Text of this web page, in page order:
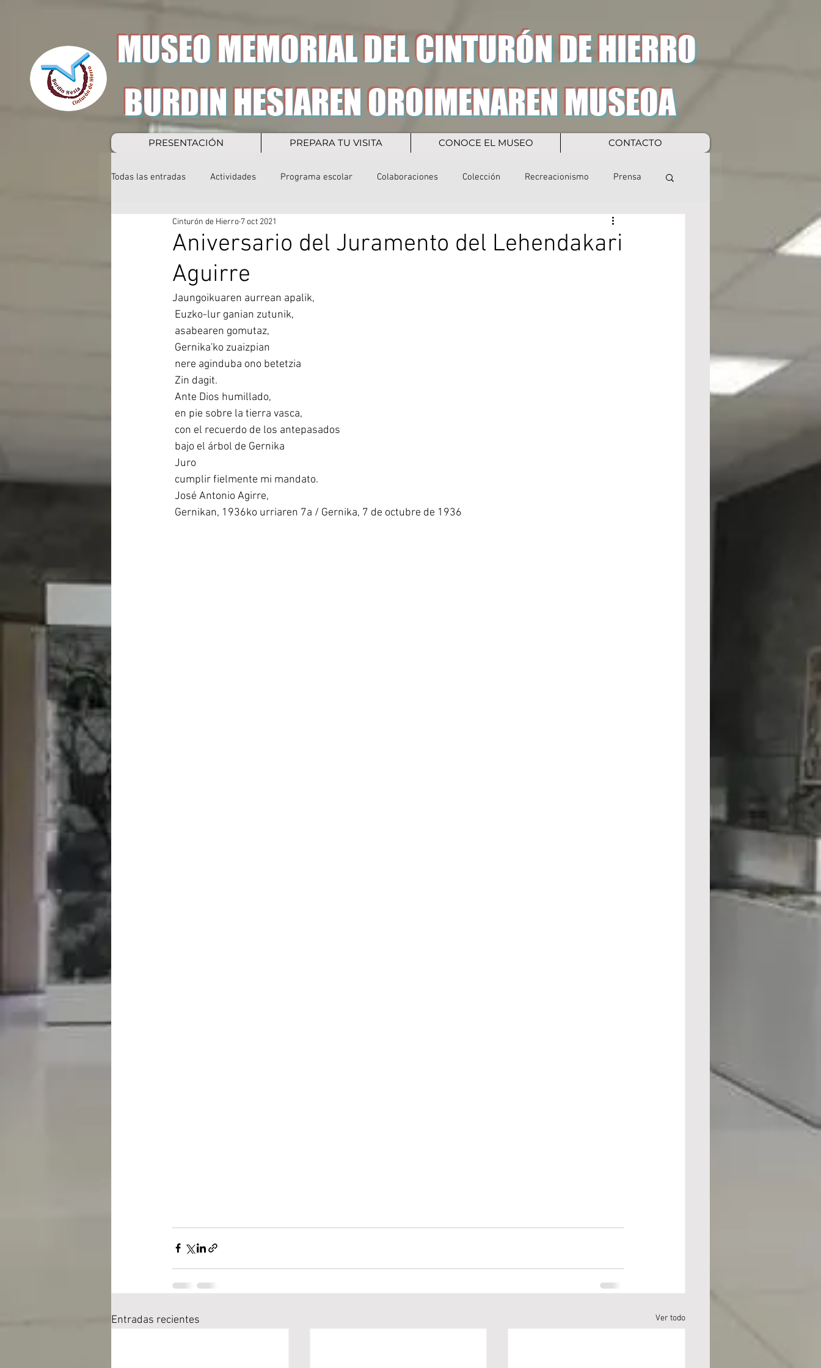
MUSEO MEMORIAL DEL CINTURÓN DE HIERRO
PRESENTACIÓN PREPARA TU VISITA CONOCE EL MUSEO CONTACTO
BURDIN HESIAREN OROIMENAREN MUSEOA
Todas las entradas Actividades Programa escolar Colaboraciones Colección Recreacionismo Prensa
Aniversario del Juramento del Lehendakari
Aguirre
Cinturón de Hierro 7 oct 2021
Jaungoikuaren aurrean apalik,
Euzko-lur ganian zutunik,
asabearen gomutaz,
Gernika'ko zuaizpian
nere aginduba ono betetzia
Zin dagit.
Ante Dios humillado,
en pie sobre la tierra vasca,
con el recuerdo de los antepasados
bajo el árbol de Gernika
Juro
cumplir fielmente mi mandato.
José Antonio Agirre,
Gernikan, 1936ko urriaren 7a / Gernika, 7 de octubre de 1936
Entradas recientes Ver todo